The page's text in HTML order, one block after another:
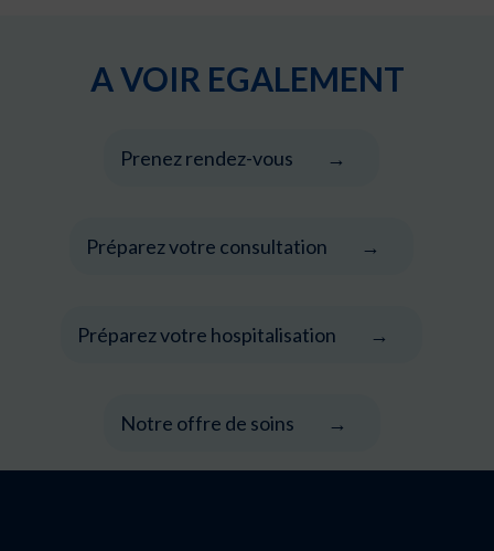
A VOIR EGALEMENT
Prenez rendez-vous
Préparez votre consultation
Préparez votre hospitalisation
Notre offre de soins